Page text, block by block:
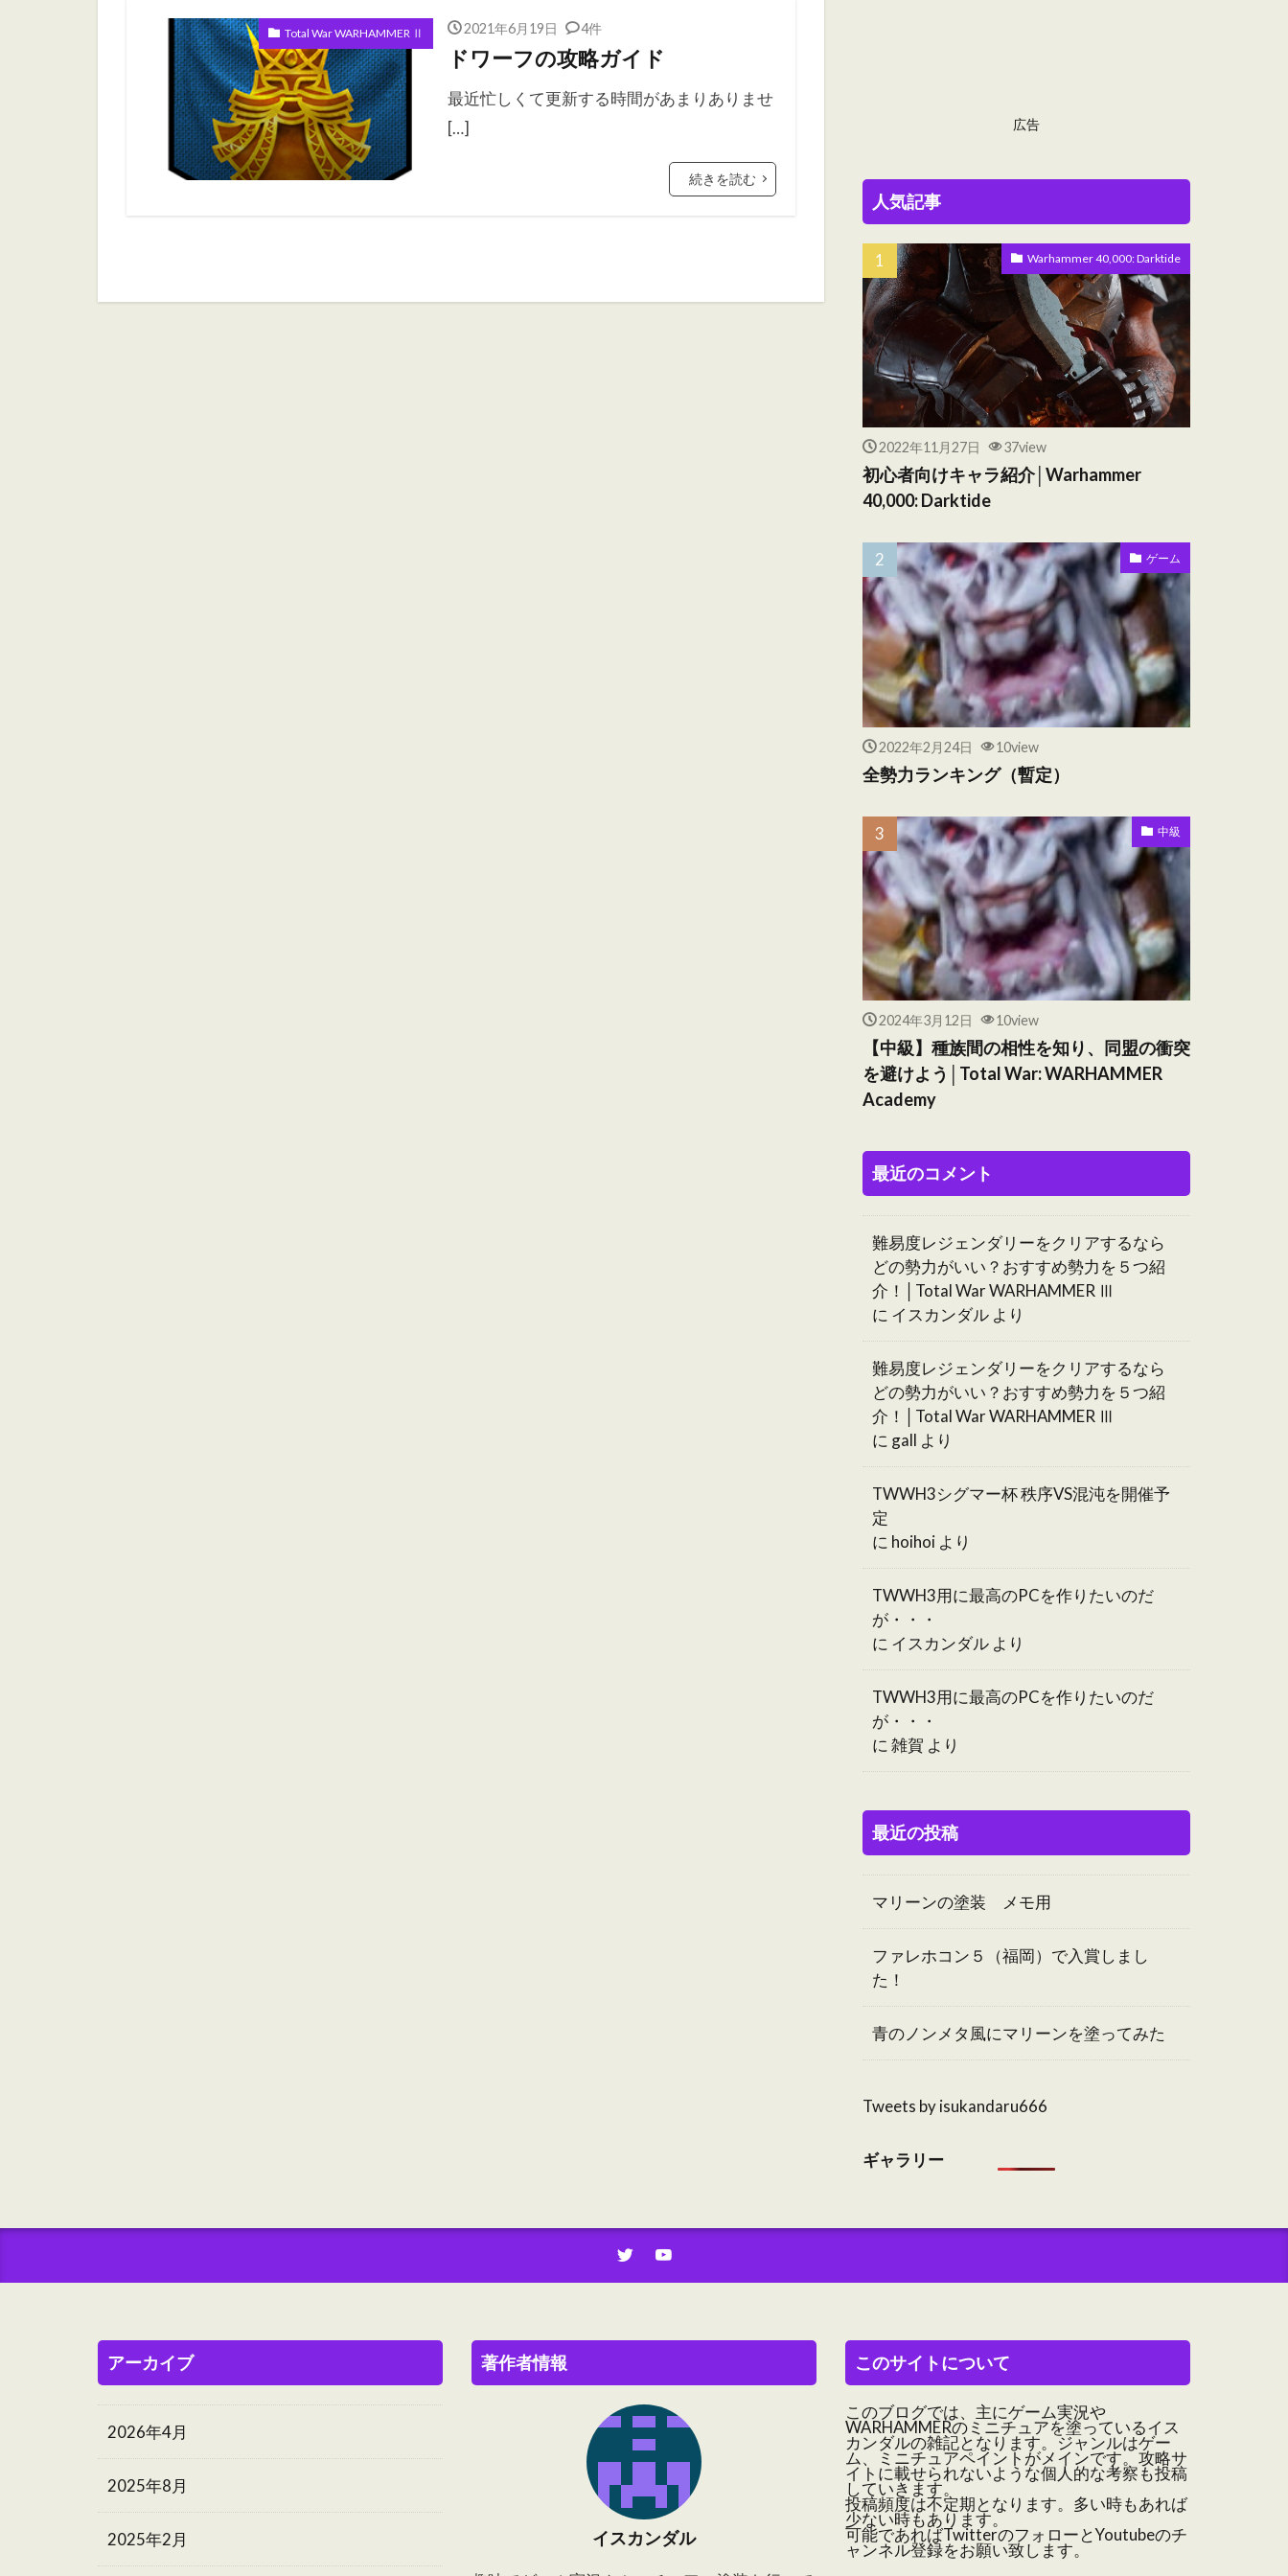
Total War WARHAMMER Ⅱ 2021年6月19日 4件
ドワーフの攻略ガイド
最近忙しくて更新する時間があまりありませ
[…]
続きを読む
広告
人気記事
Warhammer 40,000: Darktide
2022年11月27日 37view
初心者向けキャラ紹介│Warhammer
40,000: Darktide
ゲーム
2022年2月24日 10view
全勢力ランキング（暫定）
中級
2024年3月12日 10view
【中級】種族間の相性を知り、同盟の衝突
を避けよう│Total War: WARHAMMER
Academy
最近のコメント
難易度レジェンダリーをクリアするなら
どの勢力がいい？おすすめ勢力を５つ紹
介！│Total War WARHAMMER Ⅲ
に イスカンダル より
難易度レジェンダリーをクリアするなら
どの勢力がいい？おすすめ勢力を５つ紹
介！│Total War WARHAMMER Ⅲ
に gall より
TWWH3シグマー杯 秩序VS混沌を開催予
定
に hoihoi より
TWWH3用に最高のPCを作りたいのだ
が・・・
に イスカンダル より
TWWH3用に最高のPCを作りたいのだ
が・・・
に 雑賀 より
最近の投稿
マリーンの塗装 メモ用
ファレホコン５（福岡）で入賞しまし
た！
青のノンメタ風にマリーンを塗ってみた
Tweets by isukandaru666
ギャラリー
アーカイブ
2026年4月
2025年8月
2025年2月
著作者情報
イスカンダル
このサイトについて
このブログでは、主にゲーム実況や
WARHAMMERのミニチュアを塗っているイス
カンダルの雑記となります。ジャンルはゲー
ム、ミニチュアペイントがメインです。攻略サ
イトに載せられないような個人的な考察も投稿
していきます。
投稿頻度は不定期となります。多い時もあれば
少ない時もあります。
可能であればTwitterのフォローとYoutubeのチ
ャンネル登録をお願い致します。